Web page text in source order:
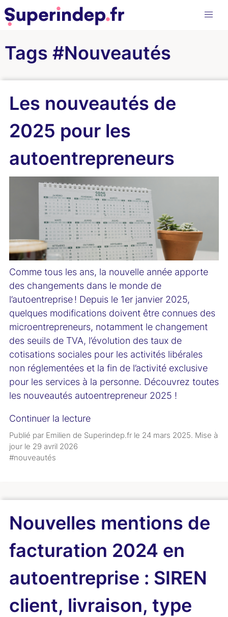
Tags #Nouveautés
Les nouveautés de
2025 pour les
autoentrepreneurs
Comme tous les ans, la nouvelle année apporte
des changements dans le monde de
l’autoentreprise ! Depuis le 1er janvier 2025,
quelques modifications doivent être connues des
microentrepreneurs, notamment le changement
des seuils de TVA, l’évolution des taux de
cotisations sociales pour les activités libérales
non réglementées et la fin de l’activité exclusive
pour les services à la personne. Découvrez toutes
les nouveautés autoentrepreneur 2025 !
Continuer la lecture
Publié par Emilien de Superindep.fr le 24 mars 2025. Mise à
jour le 29 avril 2026
#nouveautés
Nouvelles mentions de
facturation 2024 en
autoentreprise : SIREN
client, livraison, type